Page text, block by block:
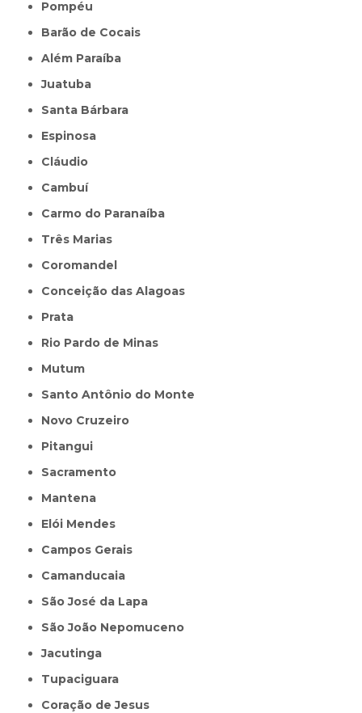
Pompéu
Barão de Cocais
Além Paraíba
Juatuba
Santa Bárbara
Espinosa
Cláudio
Cambuí
Carmo do Paranaíba
Três Marias
Coromandel
Conceição das Alagoas
Prata
Rio Pardo de Minas
Mutum
Santo Antônio do Monte
Novo Cruzeiro
Pitangui
Sacramento
Mantena
Elói Mendes
Campos Gerais
Camanducaia
São José da Lapa
São João Nepomuceno
Jacutinga
Tupaciguara
Coração de Jesus